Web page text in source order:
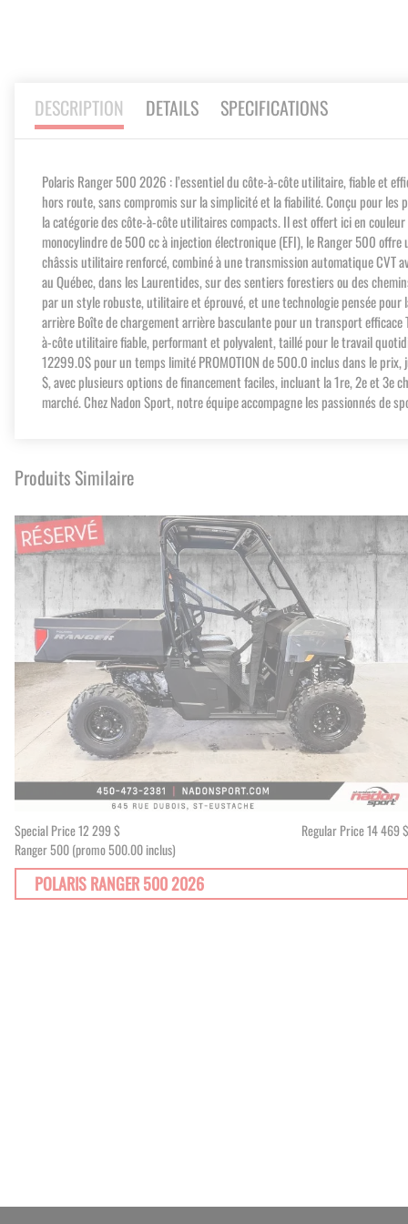
DESCRIPTION DETAILS SPECIFICATIONS
Polaris Ranger 500 2026 : l’essentiel du côte-à-côte utilitaire, fiable et
hors route, sans compromis sur la simplicité et la fiabilité. Conçu pour les
la catégorie des côte-à-côte utilitaires compacts. Il est offert ici en
monocylindre de 500 cc à injection électronique (EFI), le Ranger 500
châssis utilitaire renforcé, combiné à une transmission automatique CVT
au Québec, dans les Laurentides, sur des sentiers forestiers ou des
par un style robuste, utilitaire et éprouvé, et une technologie pensée
arrière Boîte de chargement arrière basculante pour un transport
à-côte utilitaire fiable, performant et polyvalent, taillé pour le travail
12299.0$ pour un temps limité PROMOTION de 500.0 inclus dans le
$, avec plusieurs options de financement faciles, incluant la 1re, 2e et 3e
marché. Chez Nadon Sport, notre équipe accompagne les passionnés de
Produits Similaire
Special Price12 299 $ Regular Price14 469 $
Ranger 500 (promo 500.00 inclus)
POLARIS RANGER 500 2026